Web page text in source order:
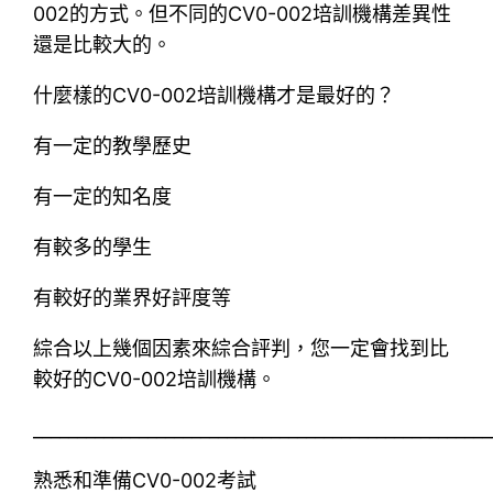
002的方式。但不同的CV0-002培訓機構差異性
還是比較大的。
什麼樣的CV0-002培訓機構才是最好的？
有一定的教學歷史
有一定的知名度
有較多的學生
有較好的業界好評度等
綜合以上幾個因素來綜合評判，您一定會找到比
較好的CV0-002培訓機構。
熟悉和準備CV0-002考試